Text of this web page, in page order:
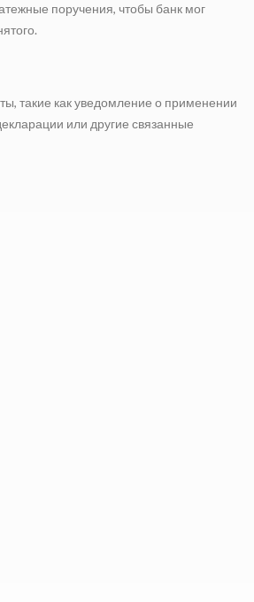
поручения, чтобы банк мог
такие как уведомление о применении
или другие связанные